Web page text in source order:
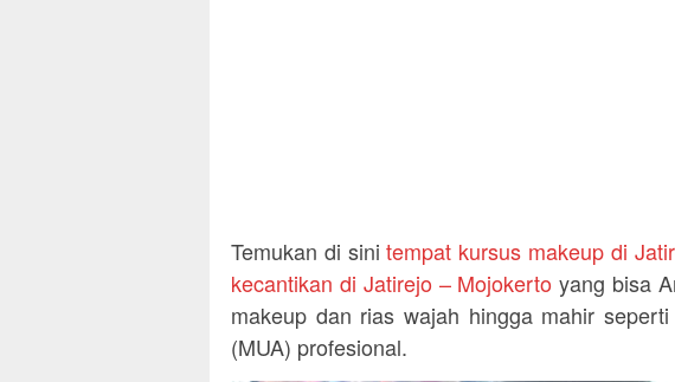
Temukan di sinitempat kursus makeup di
kecantikan di Jatirejo – Mojokerto yang bisa
makeup dan rias wajah hingga mahir
(MUA) profesional.